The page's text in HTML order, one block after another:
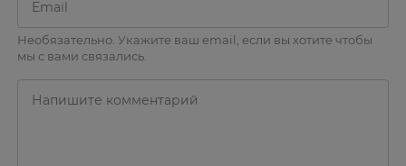
Необязательно. Укажите ваш email, если вы хотите чтобы
мы с вами связались.